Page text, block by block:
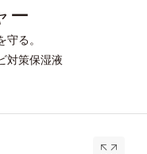
ー
る。
対策保湿液